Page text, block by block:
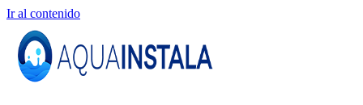
Ir al contenido